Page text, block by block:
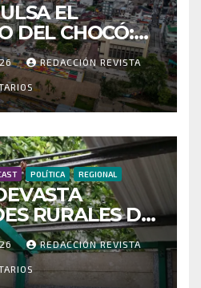
EL
DEL CHOCÓ:
PASAJEROS
Y NUEVAS
LA
REDACCIÓN REVISTA
POLÍTICA REGIONAL
RURALES DE
CEMENTERIO
REDACCIÓN REVISTA